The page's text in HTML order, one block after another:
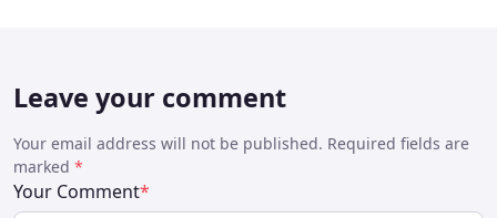
Leave your comment
Your email address will not be published. Required fields are
marked *
Your Comment*